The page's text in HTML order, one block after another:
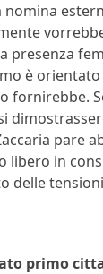
presenza
è
fornirebbe.
pare
libero in
delle
primo